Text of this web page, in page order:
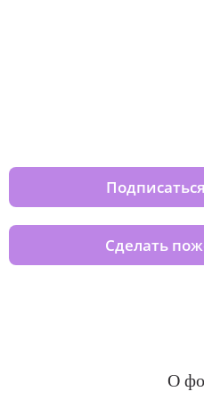
Сделать
О